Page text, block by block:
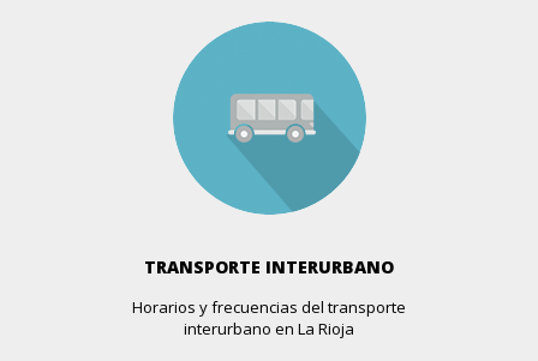
BOUTIQUE LULU
Avda. De La Paz, 47
Más info >>
Más info >>
CARPE DIEM 12.13
TRANSPORTE INTERURBANO
Horarios y frecuencias del transporte
interurbano en La Rioja